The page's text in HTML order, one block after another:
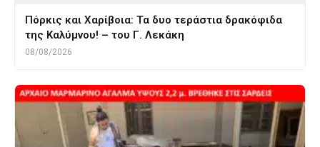
Πόρκις και Χαρίβοια: Τα δυο τεράστια δρακόφιδα
της Καλύμνου! – του Γ. Λεκάκη
08/08/2026